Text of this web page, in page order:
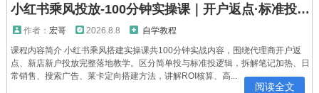
网站源码
看小姐姐
视频解析
电脑壁纸
小红书乘风投放-100分钟实操课｜开户返点·标准投搭建·莱卡定向，新店建模撬动笔记自然流量全套教学
作者： 宏哥 2026.8.8
自学教程
课程内容简介 小红书乘风搭建实操课共100分钟实战内容，围绕代理商开户返
点、新店新户投放完整落地教学。区分简单投与标准投逻辑，拆解笔记加热、日
常销售、搜索广告、莱卡定向搭建方法，讲解ROI核算、高...
阅读全文